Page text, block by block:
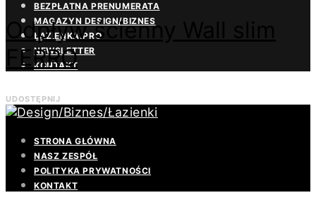
BEZPŁATNA PRENUMERATA
MAGAZYN DESIGN/BIZNES
ŁAZIENKA.PRO
NEWSLETTER
KONTAKT
Odpływ ścienny Wall slim
FERRO
UDOSTĘPNIJ
STRONA GŁÓWNA
NASZ ZESPÓŁ
POLITYKA PRYWATNOŚCI
KONTAKT